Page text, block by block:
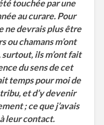
touchée par une
au curare. Pour
ne devrais plus être
ou chamans m’ont
ils m’ont fait
du sens de cet
temps pour moi de
et d’y devenir
; ce que j’avais
leur contact.